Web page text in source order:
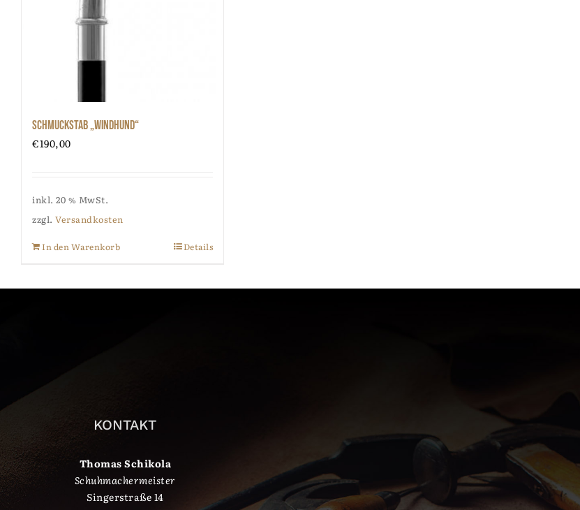
Schmuckstab „Windhund“
€190,00
inkl. 20 % MwSt.
zzgl. Versandkosten
In den Warenkorb Details
KONTAKT
Thomas Schikola
Schuhmachermeister
Singerstraße 14